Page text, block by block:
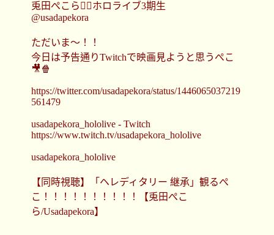
兎田ぺこら👯‍♀️ホロライブ3期生
@usadapekora
ただいま～！！
今日は予告通りTwitchで映画見ようと思うぺこ
🎥🍿
https://twitter.com/usadapekora/status/1446065037219
561479
usadapekora_hololive - Twitch
https://www.twitch.tv/usadapekora_hololive
usadapekora_hololive
【同時視聴】「ヘレディタリー 継承」観るぺ
こ！！！！！！！！！！【兎田ぺこ
ら/Usadapekora】